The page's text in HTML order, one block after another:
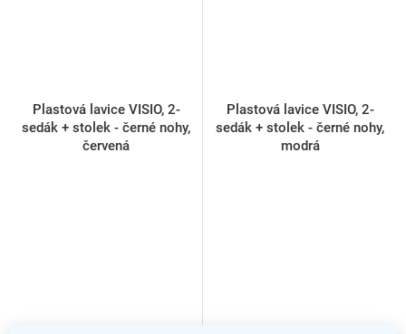
Plastová lavice VISIO, 2-
sedák + stolek - černé nohy,
červená
Plastová lavice VISIO, 2-
sedák + stolek - černé nohy,
modrá